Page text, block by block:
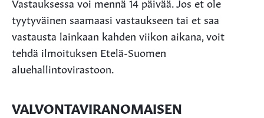
tyytyväinen saamaasi vastaukseen tai et saa
vastausta lainkaan kahden viikon aikana, voit
tehdä ilmoituksen Etelä-Suomen
aluehallintovirastoon.
VALVONTAVIRANOMAISEN